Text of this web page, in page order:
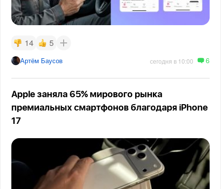
14 5
Артём Баусов сегодня в 10:00 6
Apple заняла 65% мирового рынка
премиальных смартфонов благодаря iPhone
17